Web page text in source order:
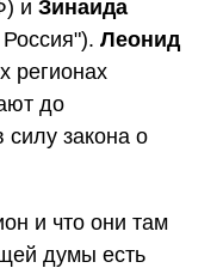
и Зинаида
Леонид
регионах
до
силу закона о
и что они там
думы есть